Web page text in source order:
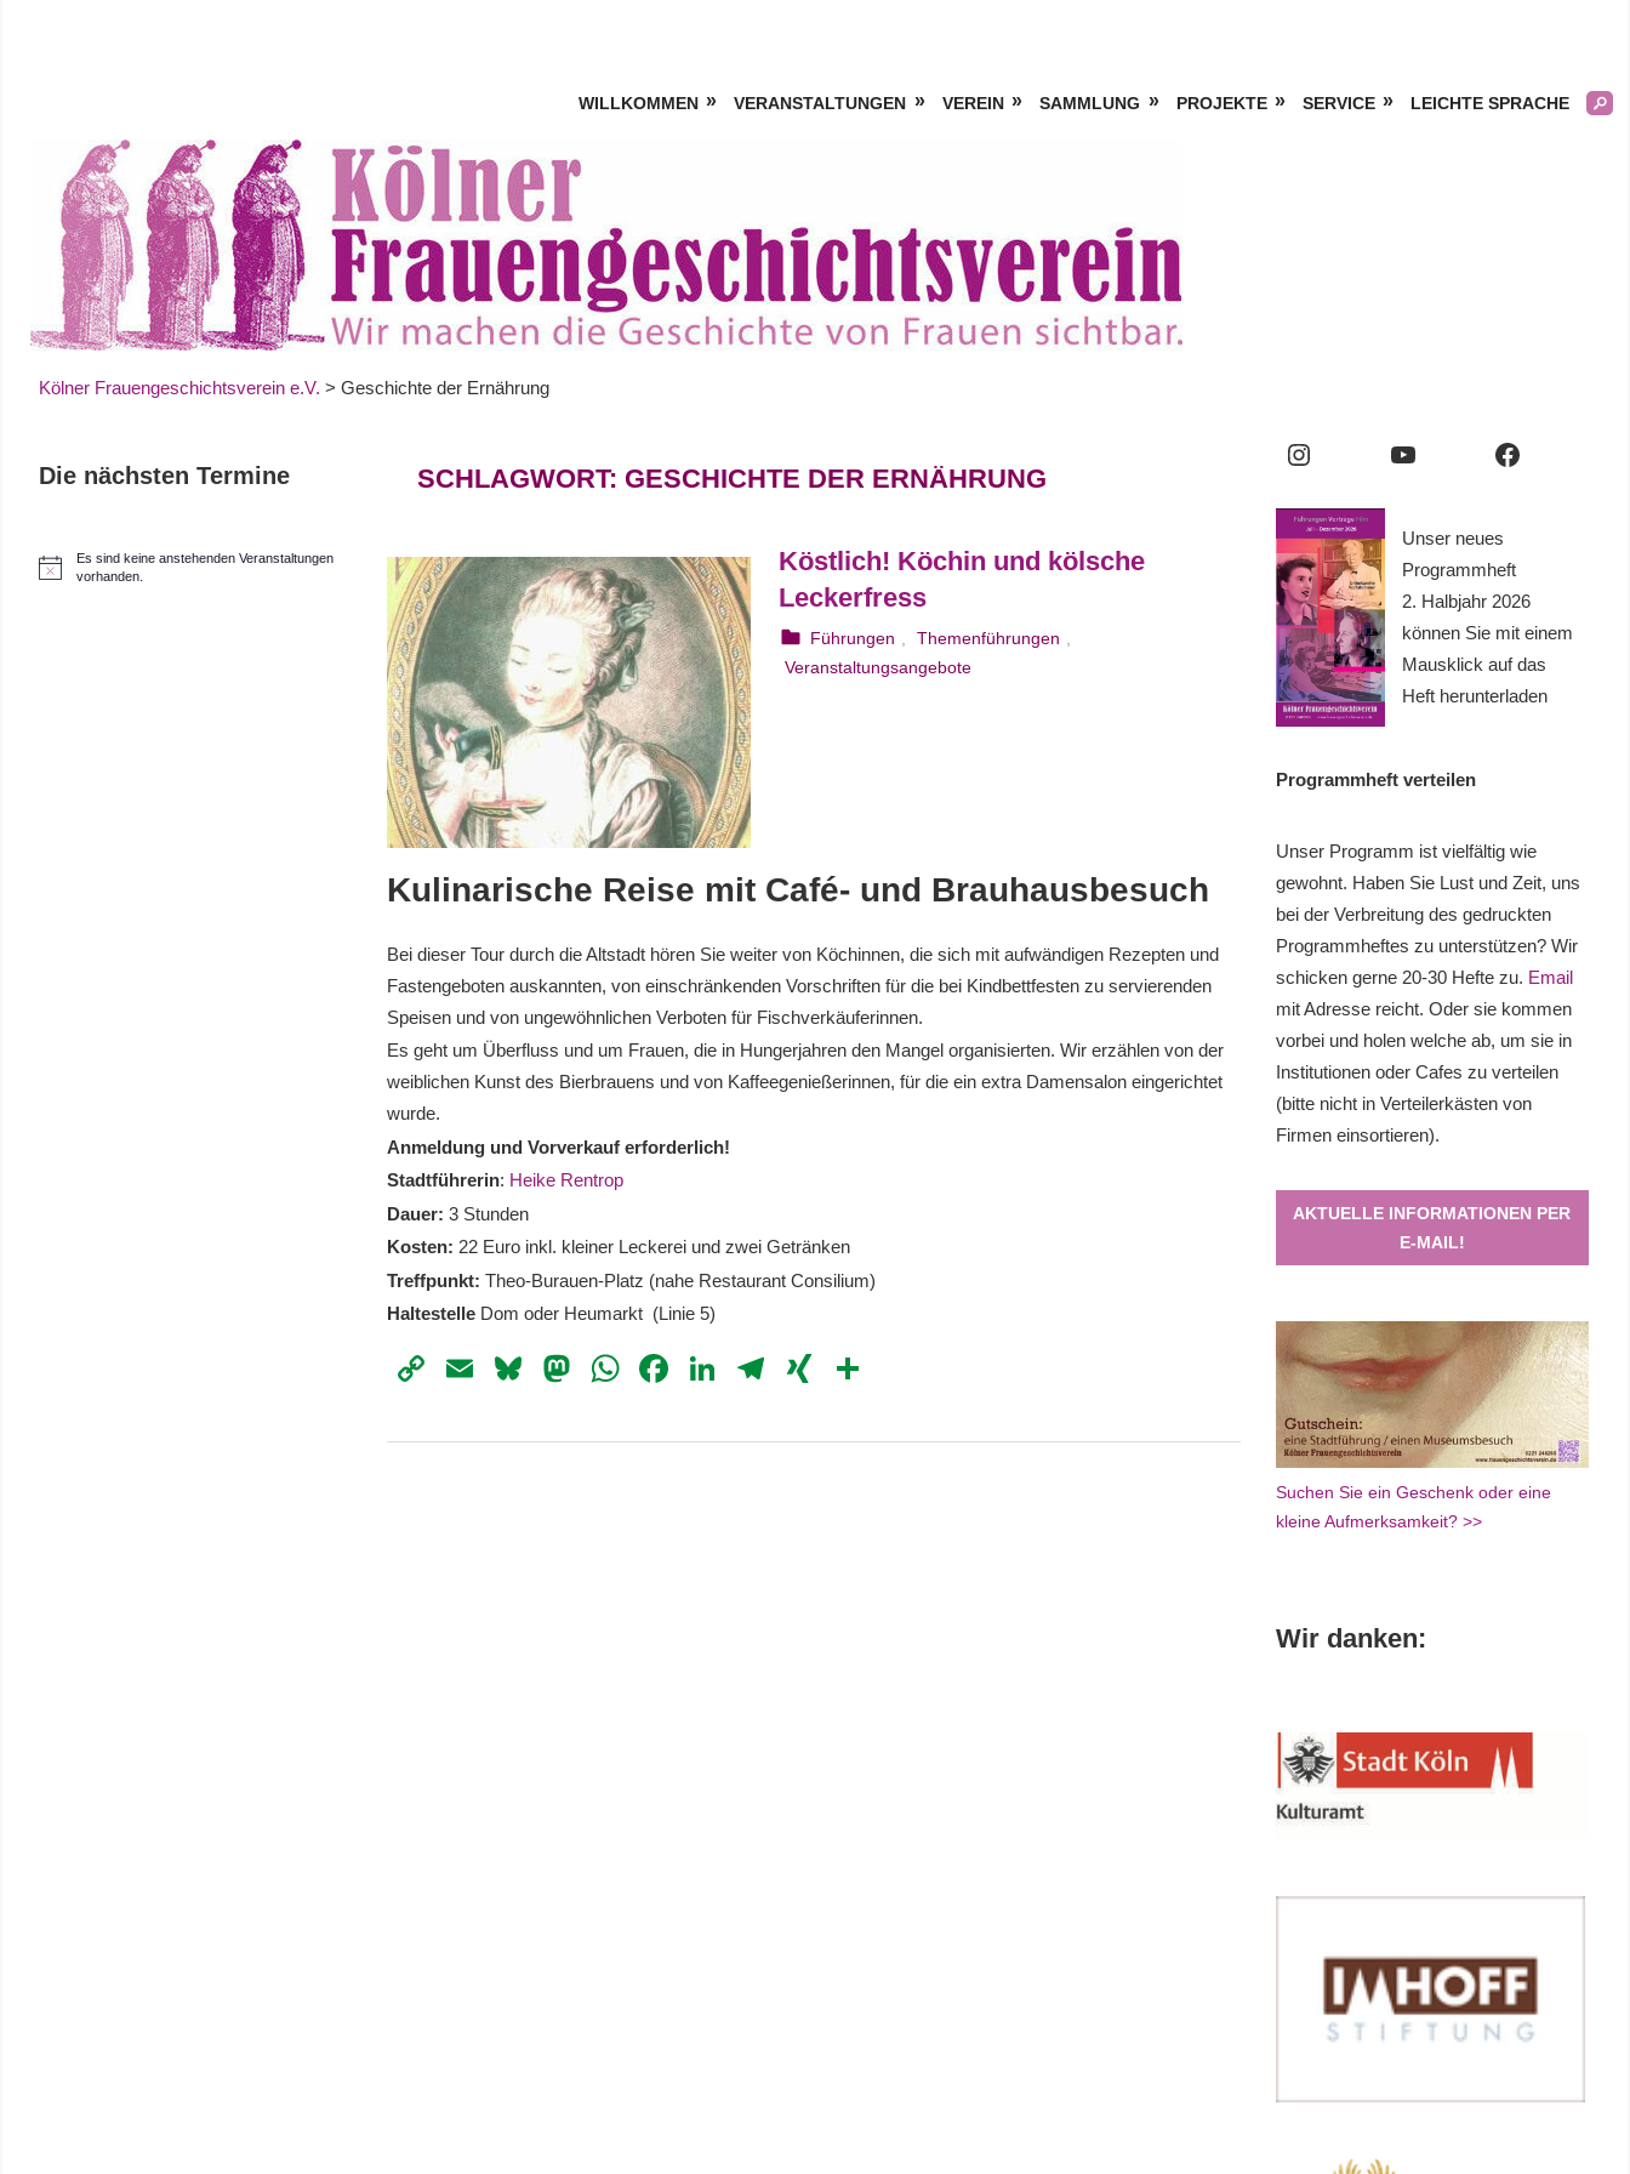
WILLKOMMEN VERANSTALTUNGEN VEREIN SAMMLUNG PROJEKTE SERVICE LEICHTE SPRACHE
Kölner Frauengeschichtsverein e.V. > Geschichte der Ernährung
SCHLAGWORT: GESCHICHTE DER ERNÄHRUNG
Köstlich! Köchin und kölsche
Leckerfress
24. August 2023
webmam
Führungen Themenführungen
Veranstaltungsangebote
Kulinarische Reise mit Café- und Brauhausbesuch
Bei dieser Tour durch die Altstadt hören Sie weiter von Köchinnen, die sich mit aufwändigen Rezepten und
Fastengeboten auskannten, von einschränkenden Vorschriften für die bei Kindbettfesten zu servierenden
Speisen und von ungewöhnlichen Verboten für Fischverkäuferinnen.
Es geht um Überfluss und um Frauen, die in Hungerjahren den Mangel organisierten. Wir erzählen von der
weiblichen Kunst des Bierbrauens und von Kaffeegenießerinnen, für die ein extra Damensalon eingerichtet
wurde.
Anmeldung und Vorverkauf erforderlich!
Stadtführerin: Heike Rentrop
Dauer: 3 Stunden
Kosten: 22 Euro inkl. kleiner Leckerei und zwei Getränken
Treffpunkt: Theo-Burauen-Platz (nahe Restaurant Consilium)
Haltestelle Dom oder Heumarkt (Linie 5)
CopyEmailBluesky
Mastodon
WhatsApp
Facebook
LinkedIn
Telegram
XING
Die nächsten Termine
H
Es sind keine anstehenden Veranstaltungen
vorhanden.
Instagram YouTube Facebook
Unser neues
Programmheft
2. Halbjahr 2026
können Sie mit einem
Mausklick auf das
Heft herunterladen
Programmheft verteilen
Unser Programm ist vielfältig wie
gewohnt. Haben Sie Lust und Zeit, uns
bei der Verbreitung des gedruckten
Programmheftes zu unterstützen? Wir
schicken gerne 20-30 Hefte zu. Email
mit Adresse reicht. Oder sie kommen
vorbei und holen welche ab, um sie in
Institutionen oder Cafes zu verteilen
(bitte nicht in Verteilerkästen von
Firmen einsortieren).
AKTUELLE INFORMATIONEN PER
E-MAIL!
Suchen Sie ein Geschenk oder eine
kleine Aufmerksamkeit? >>
Wir danken: